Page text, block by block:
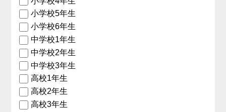
小学校5年生
小学校6年生
中学校1年生
中学校2年生
中学校3年生
高校1年生
高校2年生
高校3年生